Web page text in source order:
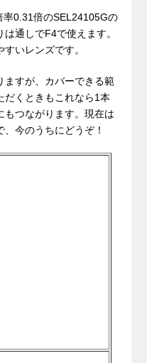
0.31倍のSEL24105Gの
通しでF4で使えます。
いレンズです。
ますが、カバーできる範
だくときもこれなら1本
もつながります。現在は
今のうちにどうぞ！